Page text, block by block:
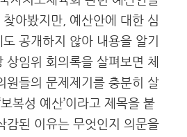
아봤지만, 예산안에 대한 심
공개하지 않아 내용을 알기
상임위 회의록을 살펴보면 체
원들의 문제제기를 충분히 살
복성 예산’이라고 제목을 붙
감된 이유는 무엇인지 의문을